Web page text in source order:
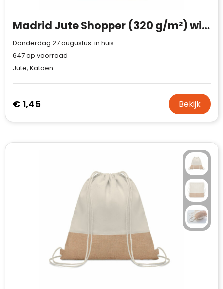
Madrid Jute Shopper (320 g/m²) winkeltas
Donderdag 27 augustus in huis
647op voorraad
Jute, Katoen
€ 1,45 Bekijk